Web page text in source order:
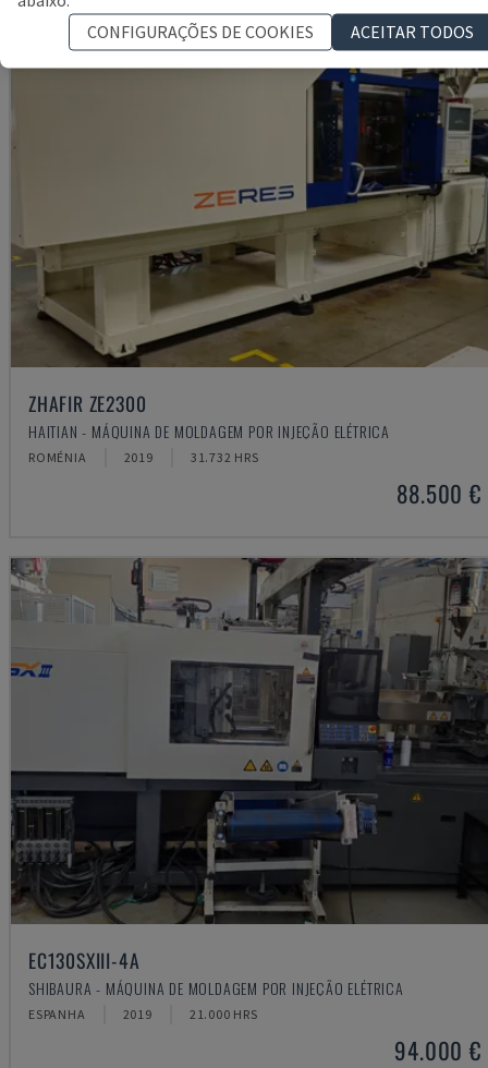
ZHAFIR ZE2300
HAITIAN - MÁQUINA DE MOLDAGEM POR INJEÇÃO ELÉTRICA
ROMÉNIA 2019 31.732 HRS
88.500 €
EC130SXIII-4A
SHIBAURA - MÁQUINA DE MOLDAGEM POR INJEÇÃO ELÉTRICA
ESPANHA 2019 21.000 HRS
94.000 €
CONFIGURAÇÕES DE COOKIES
ACEITAR TODOS